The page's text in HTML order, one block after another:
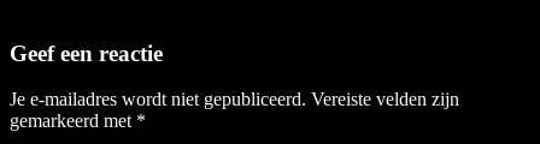
Geef een reactie
Je e-mailadres wordt niet gepubliceerd. Vereiste velden zijn
gemarkeerd met *